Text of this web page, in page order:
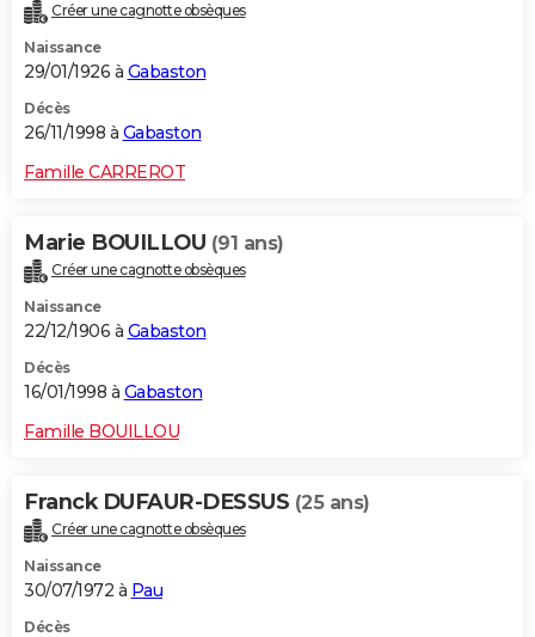
Créer une cagnotte obsèques
Naissance
29/01/1926 à Gabaston
Décès
26/11/1998 à Gabaston
Famille CARREROT
Marie BOUILLOU (91 ans)
Créer une cagnotte obsèques
Naissance
22/12/1906 à Gabaston
Décès
16/01/1998 à Gabaston
Famille BOUILLOU
Franck DUFAUR-DESSUS (25 ans)
Créer une cagnotte obsèques
Naissance
30/07/1972 à Pau
Décès